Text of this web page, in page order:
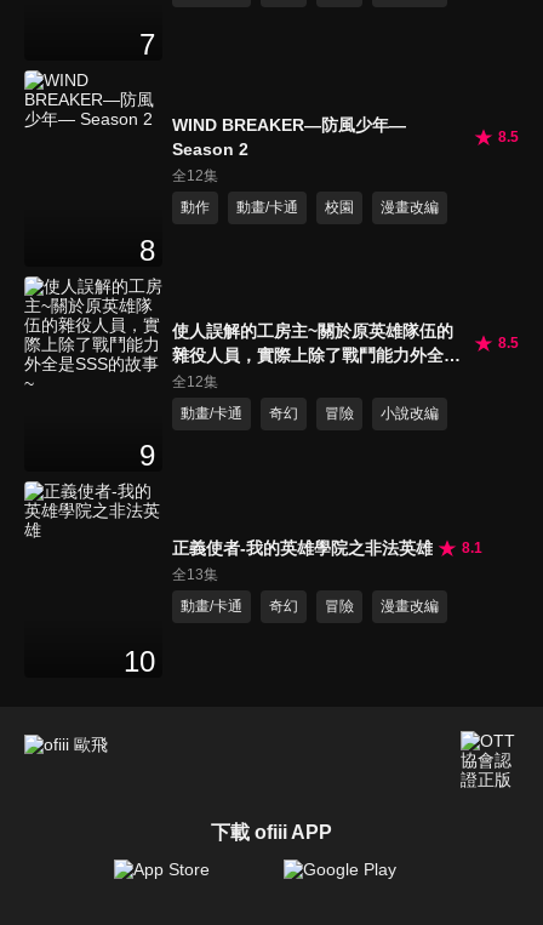
7
8
WIND BREAKER—防風少年—
Season 2
8.5
全12集
動作
動畫/卡通 校園 漫畫改編
9
使人誤解的工房主~關於原英雄隊伍的
雜役人員，實際上除了戰鬥能力外全是
SSS的故事~
8.5
全12集
動畫/卡通
奇幻 冒險 小說改編
10
正義使者-我的英雄學院之非法英雄
8.1
全13集
動畫/卡通
奇幻 冒險 漫畫改編
下載 ofiii APP